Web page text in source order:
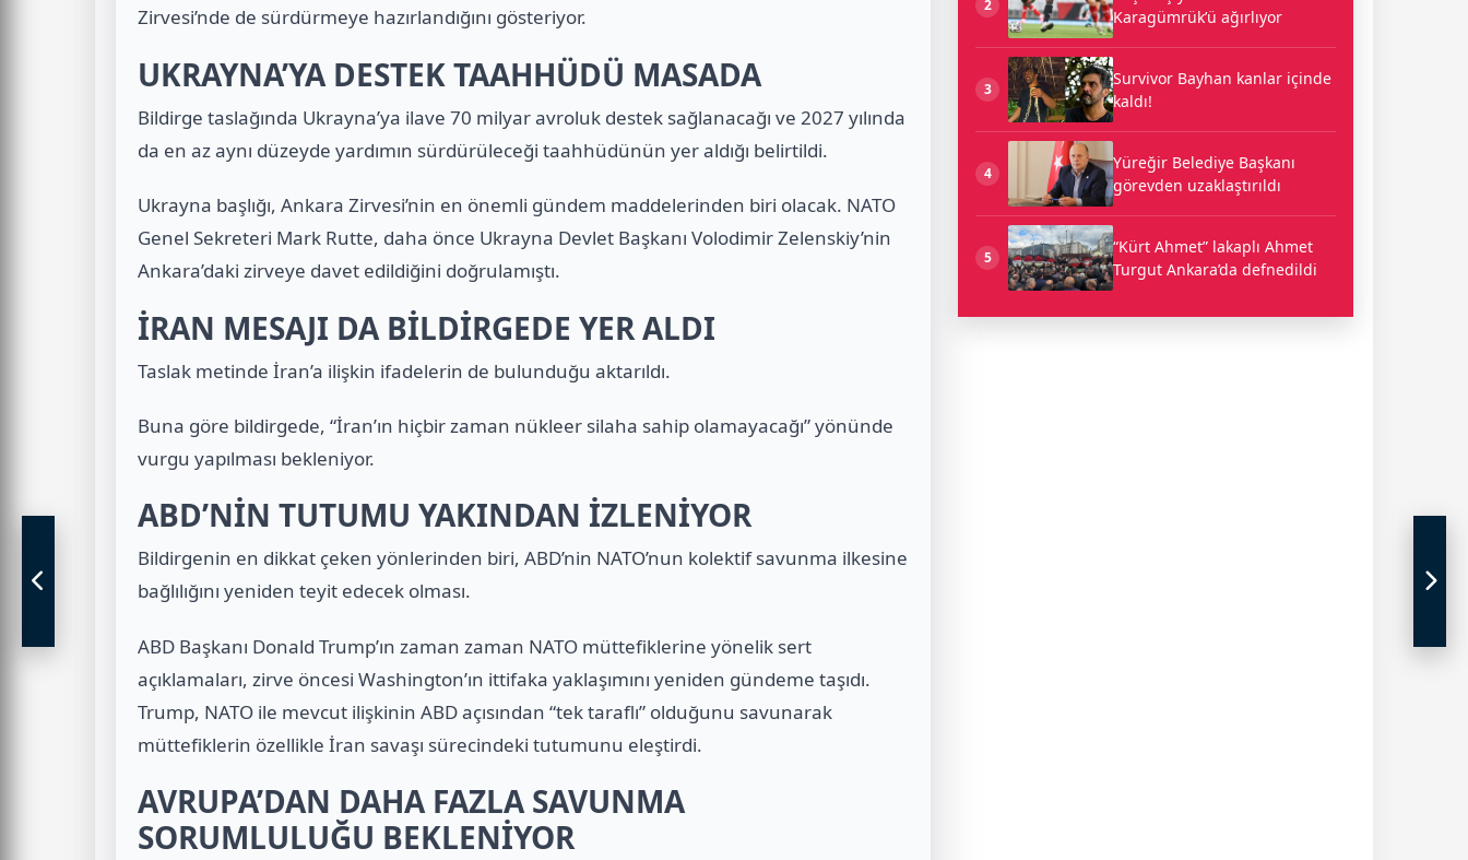
Zirvesi’nde de sürdürmeye hazırlandığını gösteriyor.
UKRAYNA’YA DESTEK TAAHHÜDÜ MASADA
Bildirge taslağında Ukrayna’ya ilave 70 milyar avroluk destek sağlanacağı ve 2027 yılında
da en az aynı düzeyde yardımın sürdürüleceği taahhüdünün yer aldığı belirtildi.
Ukrayna başlığı, Ankara Zirvesi’nin en önemli gündem maddelerinden biri olacak. NATO
Genel Sekreteri Mark Rutte, daha önce Ukrayna Devlet Başkanı Volodimir Zelenskiy’nin
Ankara’daki zirveye davet edildiğini doğrulamıştı.
İRAN MESAJI DA BİLDİRGEDE YER ALDI
Taslak metinde İran’a ilişkin ifadelerin de bulunduğu aktarıldı.
Buna göre bildirgede, “İran’ın hiçbir zaman nükleer silaha sahip olamayacağı” yönünde
vurgu yapılması bekleniyor.
ABD’NİN TUTUMU YAKINDAN İZLENİYOR
Bildirgenin en dikkat çeken yönlerinden biri, ABD’nin NATO’nun kolektif savunma ilkesine
bağlılığını yeniden teyit edecek olması.
ABD Başkanı Donald Trump’ın zaman zaman NATO müttefiklerine yönelik sert
açıklamaları, zirve öncesi Washington’ın ittifaka yaklaşımını yeniden gündeme taşıdı.
Trump, NATO ile mevcut ilişkinin ABD açısından “tek taraflı” olduğunu savunarak
müttefiklerin özellikle İran savaşı sürecindeki tutumunu eleştirdi.
AVRUPA’DAN DAHA FAZLA SAVUNMA
SORUMLULUĞU BEKLENİYOR
2
Karagümrük’ü ağırlıyor
3
Survivor Bayhan kanlar içinde
kaldı!
4
Yüreğir Belediye Başkanı
görevden uzaklaştırıldı
5
“Kürt Ahmet” lakaplı Ahmet
Turgut Ankara’da defnedildi